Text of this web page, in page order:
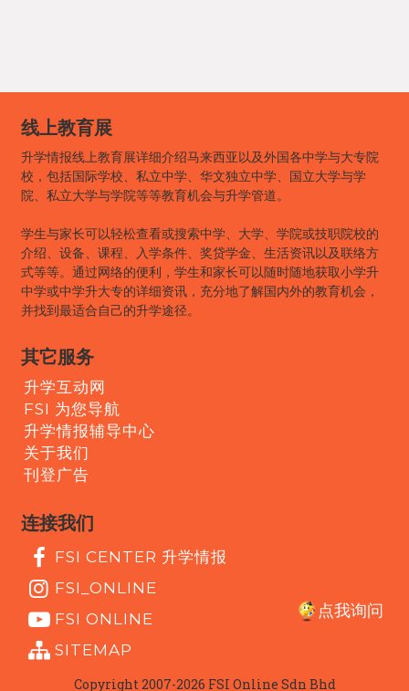
点我询问
线上教育展
升学情报线上教育展详细介绍马来西亚以及外国各中学与大专院
校，包括国际学校、私立中学、华文独立中学、国立大学与学
院、私立大学与学院等等教育机会与升学管道。
学生与家长可以轻松查看或搜索中学、大学、学院或技职院校的
介绍、设备、课程、入学条件、奖贷学金、生活资讯以及联络方
式等等。通过网络的便利，学生和家长可以随时随地获取小学升
中学或中学升大专的详细资讯，充分地了解国内外的教育机会，
并找到最适合自己的升学途径。
其它服务
升学互动网
FSI 为您导航
升学情报辅导中心
关于我们
刊登广告
连接我们
FSI CENTER 升学情报
FSI_ONLINE
FSI ONLINE
SITEMAP
Copyright 2007-2026 FSI Online Sdn Bhd